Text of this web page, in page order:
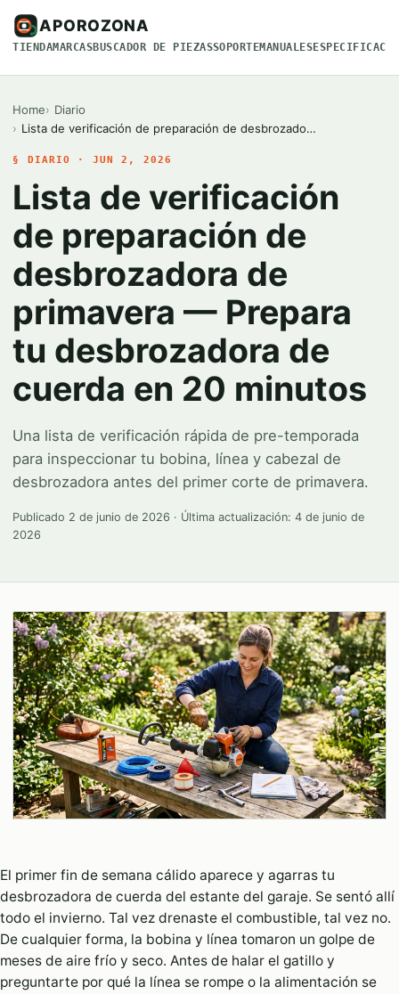
APOROZONA
TIENDAMARCASBUSCADOR DE PIEZASSOPORTEMANUALES
Home
Diario
Lista de verificación de preparación de desbrozado…
§ DIARIO · JUN 2, 2026
Lista de verificación
de preparación de
desbrozadora de
primavera — Prepara
tu desbrozadora de
cuerda en 20 minutos
Una lista de verificación rápida de pre-temporada
para inspeccionar tu bobina, línea y cabezal de
desbrozadora antes del primer corte de primavera.
Publicado 2 de junio de 2026 · Última actualización:4 de junio de
2026
El primer fin de semana cálido aparece y agarras tu
desbrozadora de cuerda del estante del garaje. Se sentó allí
todo el invierno. Tal vez drenaste el combustible, tal vez no.
De cualquier forma, la bobina y línea tomaron un golpe de
meses de aire frío y seco. Antes de halar el gatillo y
preguntarte por qué la línea se rompe o la alimentación se